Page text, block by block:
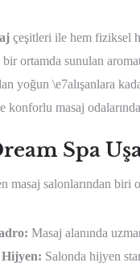
çeşitleri ile hem fiziksel
bir ortamda sunulan
yoğun \e7alışanlara
konforlu masaj
Spa
masaj salonlarından
Masaj alanında
Salonda hijyen